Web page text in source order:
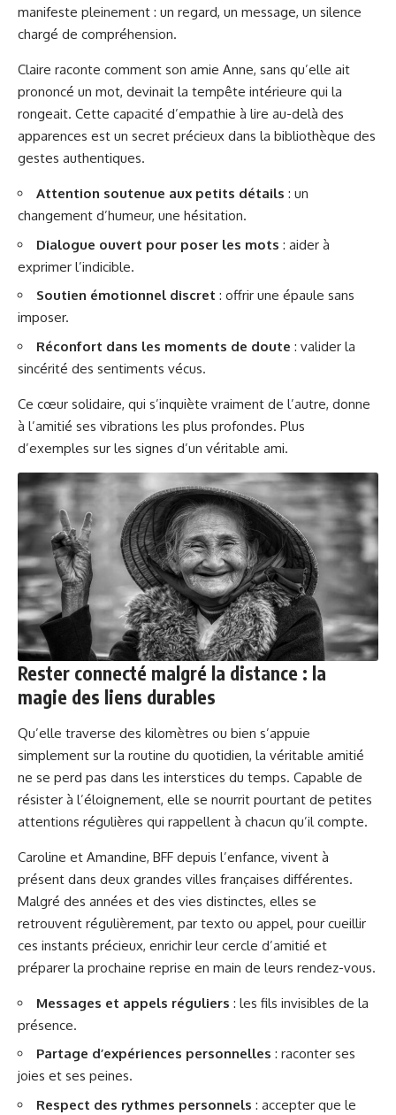
manifeste pleinement : un regard, un message, un silence
chargé de compréhension.
Claire raconte comment son amie Anne, sans qu’elle ait
prononcé un mot, devinait la tempête intérieure qui la
rongeait. Cette capacité d’empathie à lire au-delà des
apparences est un secret précieux dans la bibliothèque des
gestes authentiques.
Attention soutenue aux petits détails : un
changement d’humeur, une hésitation.
Dialogue ouvert pour poser les mots : aider à
exprimer l’indicible.
Soutien émotionnel discret : offrir une épaule sans
imposer.
Réconfort dans les moments de doute : valider la
sincérité des sentiments vécus.
Ce cœur solidaire, qui s’inquiète vraiment de l’autre, donne
à l’amitié ses vibrations les plus profondes. Plus
d’exemples sur les signes d’un véritable ami.
Rester connecté malgré la distance : la
magie des liens durables
Qu’elle traverse des kilomètres ou bien s’appuie
simplement sur la routine du quotidien, la véritable amitié
ne se perd pas dans les interstices du temps. Capable de
résister à l’éloignement, elle se nourrit pourtant de petites
attentions régulières qui rappellent à chacun qu’il compte.
Caroline et Amandine, BFF depuis l’enfance, vivent à
présent dans deux grandes villes françaises différentes.
Malgré des années et des vies distinctes, elles se
retrouvent régulièrement, par texto ou appel, pour cueillir
ces instants précieux, enrichir leur cercle d’amitié et
préparer la prochaine reprise en main de leurs rendez-vous.
Messages et appels réguliers : les fils invisibles de la
présence.
Partage d’expériences personnelles : raconter ses
joies et ses peines.
Respect des rythmes personnels : accepter que le